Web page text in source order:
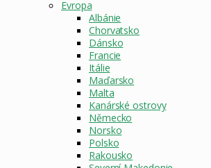
Evropa
Albánie
Chorvatsko
Dánsko
Francie
Itálie
Maďarsko
Malta
Kanárské ostrovy
Německo
Norsko
Polsko
Rakousko